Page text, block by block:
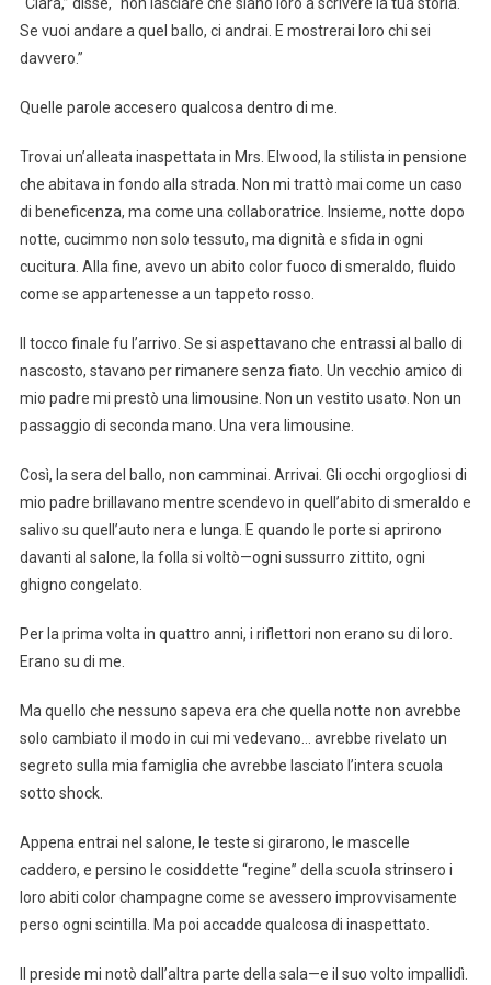
“Clara,” disse, “non lasciare che siano loro a scrivere la tua storia.
Se vuoi andare a quel ballo, ci andrai. E mostrerai loro chi sei
davvero.”
Quelle parole accesero qualcosa dentro di me.
Trovai un’alleata inaspettata in Mrs. Elwood, la stilista in pensione
che abitava in fondo alla strada. Non mi trattò mai come un caso
di beneficenza, ma come una collaboratrice. Insieme, notte dopo
notte, cucimmo non solo tessuto, ma dignità e sfida in ogni
cucitura. Alla fine, avevo un abito color fuoco di smeraldo, fluido
come se appartenesse a un tappeto rosso.
Il tocco finale fu l’arrivo. Se si aspettavano che entrassi al ballo di
nascosto, stavano per rimanere senza fiato. Un vecchio amico di
mio padre mi prestò una limousine. Non un vestito usato. Non un
passaggio di seconda mano. Una vera limousine.
Così, la sera del ballo, non camminai. Arrivai. Gli occhi orgogliosi di
mio padre brillavano mentre scendevo in quell’abito di smeraldo e
salivo su quell’auto nera e lunga. E quando le porte si aprirono
davanti al salone, la folla si voltò—ogni sussurro zittito, ogni
ghigno congelato.
Per la prima volta in quattro anni, i riflettori non erano su di loro.
Erano su di me.
Ma quello che nessuno sapeva era che quella notte non avrebbe
solo cambiato il modo in cui mi vedevano… avrebbe rivelato un
segreto sulla mia famiglia che avrebbe lasciato l’intera scuola
sotto shock.
Appena entrai nel salone, le teste si girarono, le mascelle
caddero, e persino le cosiddette “regine” della scuola strinsero i
loro abiti color champagne come se avessero improvvisamente
perso ogni scintilla. Ma poi accadde qualcosa di inaspettato.
Il preside mi notò dall’altra parte della sala—e il suo volto impallidì.